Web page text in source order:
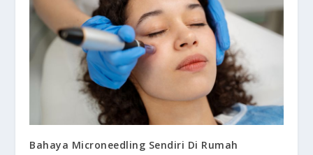
Bahaya Microneedling Sendiri Di Rumah